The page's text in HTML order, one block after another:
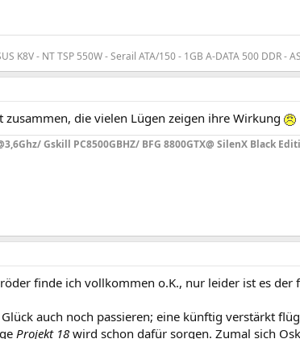
K8V - NT TSP 550W - Serail ATA/150 - 1GB A-DATA 500 DDR -
zusammen, die vielen Lügen zeigen ihre Wirkung
Gskill PC8500GBHZ/ BFG 8800GTX@ SilenX Black
finde ich vollkommen o.K., nur leider ist es der
auch noch passieren; eine künftig verstärkt
Projekt 18 wird schon dafür sorgen. Zumal sich